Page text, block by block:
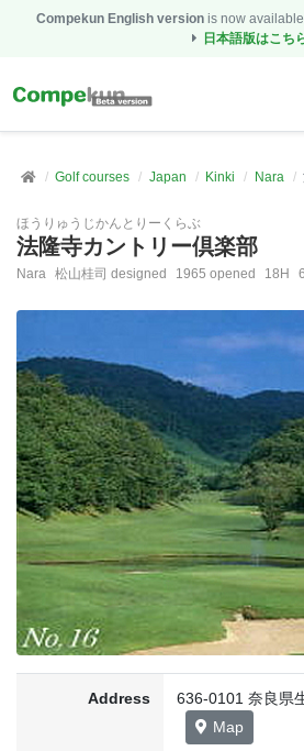
Compekun English version is now
日本語版はこち
Golf courses Japan Kinki Nara
ほうりゅうじかんとりーくらぶ
法隆寺カントリー倶楽部
Nara 松山桂司 designed 1965 opened 18H
Address
636-0101 奈良県
Map